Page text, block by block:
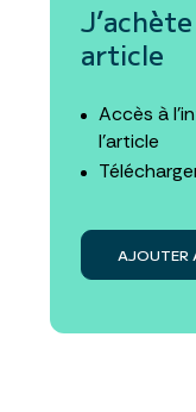
article
Accès à
l’article
AJOUTER